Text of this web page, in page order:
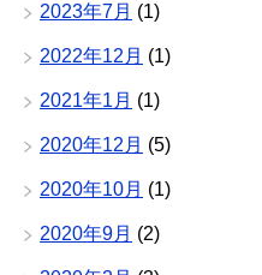
2023年7月 (1)
2022年12月 (1)
2021年1月 (1)
2020年12月 (5)
2020年10月 (1)
2020年9月 (2)